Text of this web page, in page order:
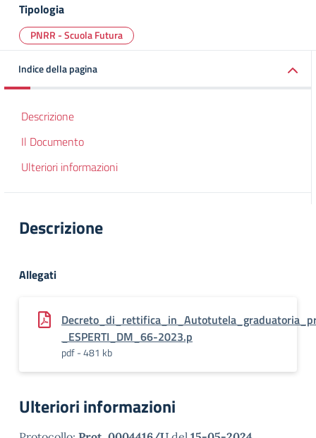
Tipologia
PNRR - Scuola Futura
Indice della pagina
Descrizione
Il Documento
Ulteriori informazioni
Descrizione
Allegati
_ESPERTI_DM_66-2023.p
pdf - 481 kb
Ulteriori informazioni